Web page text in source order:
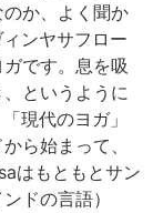
か、よく聞か
ンヤサフロー
です。息を吸
というように
現代のヨガ」
ら始まって、
はもともとサン
ドの言語）